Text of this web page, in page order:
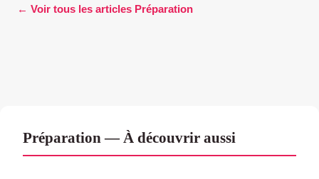
← Voir tous les articles Préparation
Préparation — À découvrir aussi